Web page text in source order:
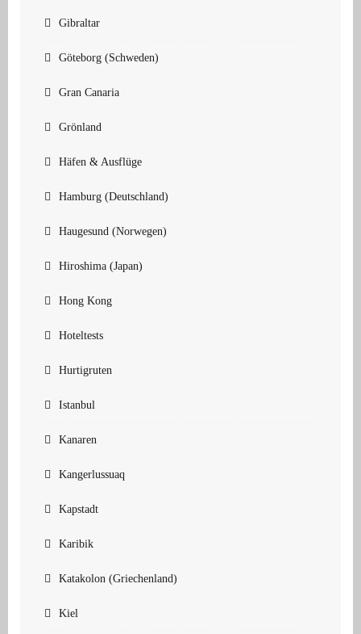
Gibraltar
Göteborg (Schweden)
Gran Canaria
Grönland
Häfen & Ausflüge
Hamburg (Deutschland)
Haugesund (Norwegen)
Hiroshima (Japan)
Hong Kong
Hoteltests
Hurtigruten
Istanbul
Kanaren
Kangerlussuaq
Kapstadt
Karibik
Katakolon (Griechenland)
Kiel